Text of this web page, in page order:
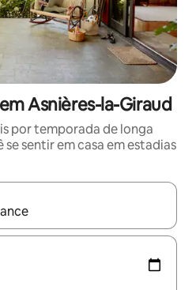
Asnières-la-Giraud
por temporada de longa
sentir em casa em estadias
disponíveis, explore-os